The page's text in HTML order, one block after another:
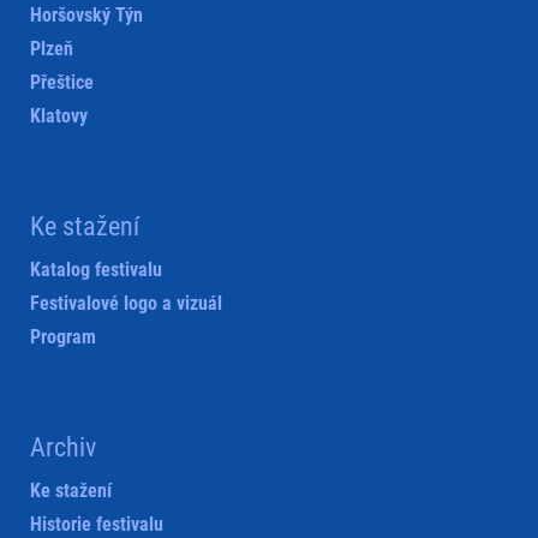
Horšovský Týn
Plzeň
Přeštice
Klatovy
Ke stažení
Katalog festivalu
Festivalové logo a vizuál
Program
Archiv
Ke stažení
Historie festivalu